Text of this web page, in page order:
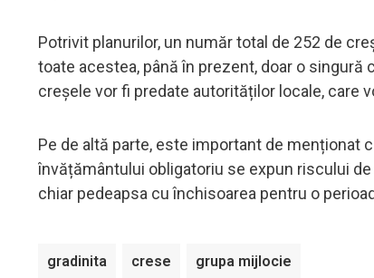
Potrivit planurilor, un număr total de 252 de
toate acestea, până în prezent, doar o
creșele vor fi predate autorităților locale, care
Pe de altă parte, este important de menționat
învățământului obligatoriu se expun riscului
chiar pedeapsa cu închisoarea pentru o
gradinita crese grupa mijlocie